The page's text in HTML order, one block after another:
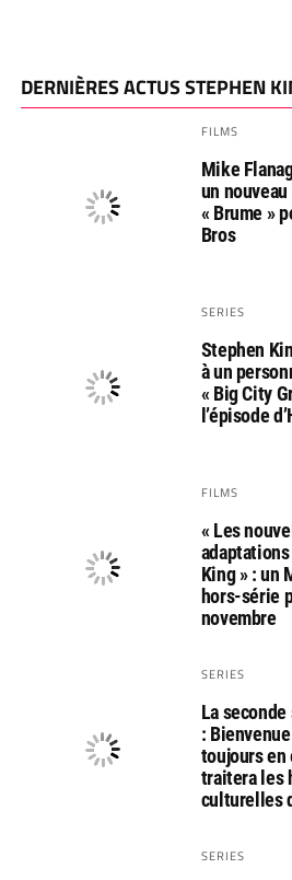
DERNIÈRES ACTUS STEPHEN
FILMS
Mike
un
« Brume »
Bros
SERIES
Stephen
à un
« Big City
l’épisode
FILMS
« Les
King » : un
hors-série
novembre
SERIES
La seconde
:
toujours
traitera les
culturelles
SERIES